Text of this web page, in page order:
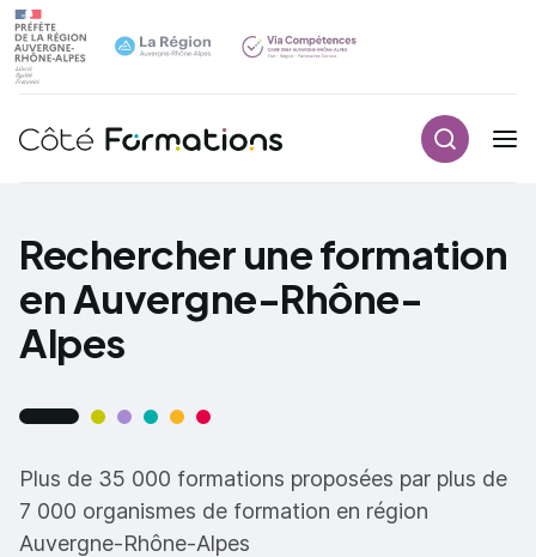
Navigation principale
Rechercher une formation
en Auvergne-Rhône-
Alpes
Plus de 35 000 formations proposées par plus de
7 000 organismes de formation en région
Auvergne-Rhône-Alpes